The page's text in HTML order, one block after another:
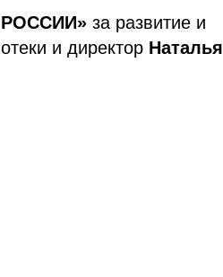
за развитие и
и директор Наталья